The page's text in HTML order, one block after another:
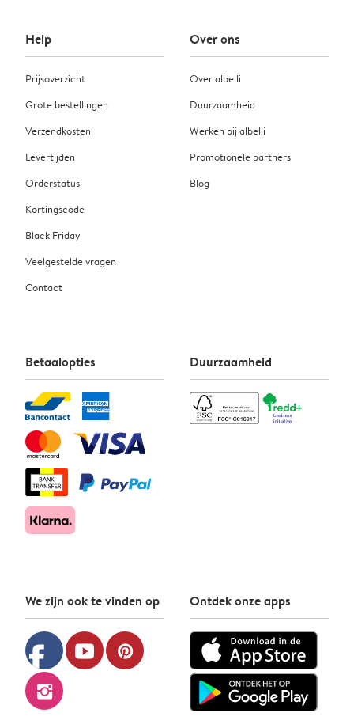
Help
Prijsoverzicht
Grote bestellingen
Verzendkosten
Levertijden
Orderstatus
Kortingscode
Black Friday
Veelgestelde vragen
Contact
Over ons
Over albelli
Duurzaamheid
Werken bij albelli
Promotionele partners
Blog
Betaalopties Duurzaamheid
We zijn ook te vinden op
facebook youtube pinterest
instagram
Ontdek onze apps